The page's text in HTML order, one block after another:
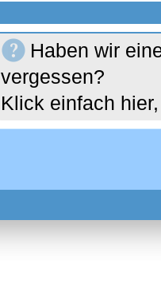
Haben wir
vergessen?
Klick einfach